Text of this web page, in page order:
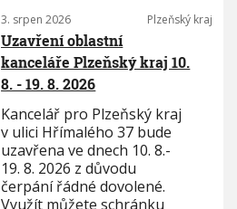
3. srpen 2026 Plzeňský kraj
Uzavření oblastní
kanceláře Plzeňský kraj 10.
8. - 19. 8. 2026
Kancelář pro Plzeňský kraj
v ulici Hřímalého 37 bude
uzavřena ve dnech 10. 8.-
19. 8. 2026 z důvodu
čerpání řádné dovolené.
Využít můžete schránku